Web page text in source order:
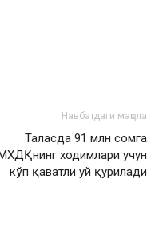
Навбатдаги мақола
Таласда 91 млн сомга
ходимлари учун
кўп қаватли уй қурилади